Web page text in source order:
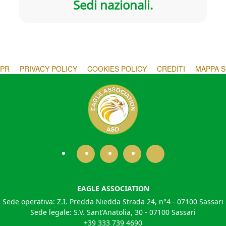
Sedi nazionali.
PRIVACY POLICY COOKIES POLICY CREDITI MAPPA
EAGLE ASSOCIATION
Sede operativa: Z.I. Predda Niedda Strada 24, n°4 - 07100 Sassari
Sede legale: S.V. Sant'Anatolia, 30 - 07100 Sassari
+39 333 739 4690